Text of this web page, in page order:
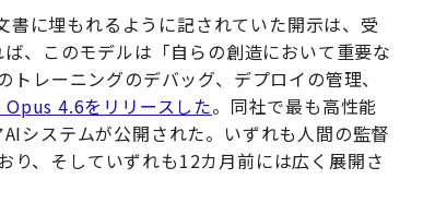
書に埋もれるように記されていた開示は、受
、このモデルは「自らの創造において重要な
レーニングのデバッグ、デプロイの管理、
4.6をリリースした。同社で最も高性能
システムが公開された。いずれも人間の監督
り、そしていずれも12カ月前には広く展開さ